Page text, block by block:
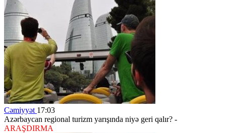
Cəmiyyət 17:03
Azərbaycan regional turizm yarışında niyə geri qalır? -
ARAŞDIRMA